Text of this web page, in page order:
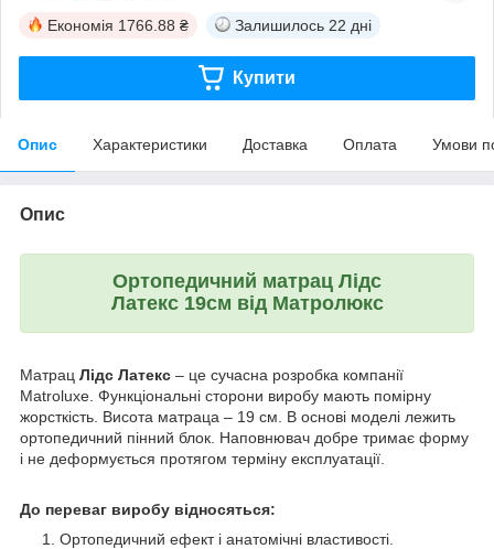
Економія 1766.88 ₴ Залишилось 22 дні
Купити
Опис Характеристики Доставка Оплата Умови
Опис
Ортопедичний матрац Лідс
Латекс19см від Матролюкс
Матрац Лідс Латекс – це сучасна розробка компанії
Matroluxe. Функціональні сторони виробу мають помірну
жорсткість. Висота матраца – 19 см. В основі моделі лежить
ортопедичний пінний блок. Наповнювач добре тримає форму
і не деформується протягом терміну експлуатації.
До переваг виробу відносяться:
Ортопедичний ефект і анатомічні властивості.